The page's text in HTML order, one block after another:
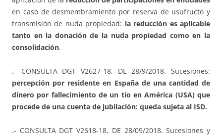
en caso de desmembramiento por reserva de usufructo y
transmisión de nuda propiedad: la reducción es aplicable
tanto en la donación de la nuda propiedad como en la
consolidación.
.- CONSULTA DGT V2627-18, DE 28/9/2018. Sucesiones:
percepción por residente en España de una cantidad de
dinero por fallecimiento de un tío en América (USA) que
procede de una cuenta de jubilación: queda sujeta al ISD.
.- CONSULTA DGT V2618-18, DE 28/09/2018. Sucesiones y